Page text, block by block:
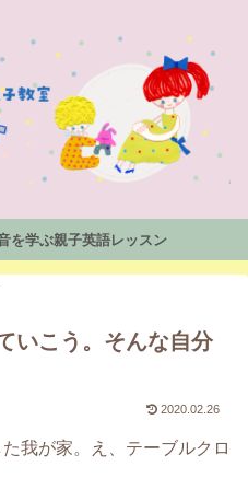
を学ぶ親子英語レッスン
いこう。そんな自分
2020.02.26
我が家。え、テーブルクロ